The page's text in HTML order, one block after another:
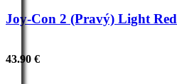
Joy-Con 2 (Pravý) Light Red
43.90 €